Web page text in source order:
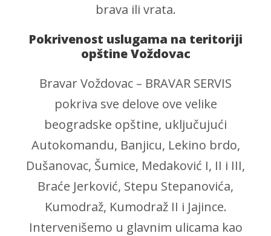
brava ili vrata.
Pokrivenost uslugama na teritoriji
opštine Voždovac
Bravar Voždovac – BRAVAR SERVIS
pokriva sve delove ove velike
beogradske opštine, uključujući
Autokomandu, Banjicu, Lekino brdo,
Dušanovac, Šumice, Medaković I, II i III,
Braće Jerković, Stepu Stepanovića,
Kumodraž, Kumodraž II i Jajince.
Intervenišemo u glavnim ulicama kao